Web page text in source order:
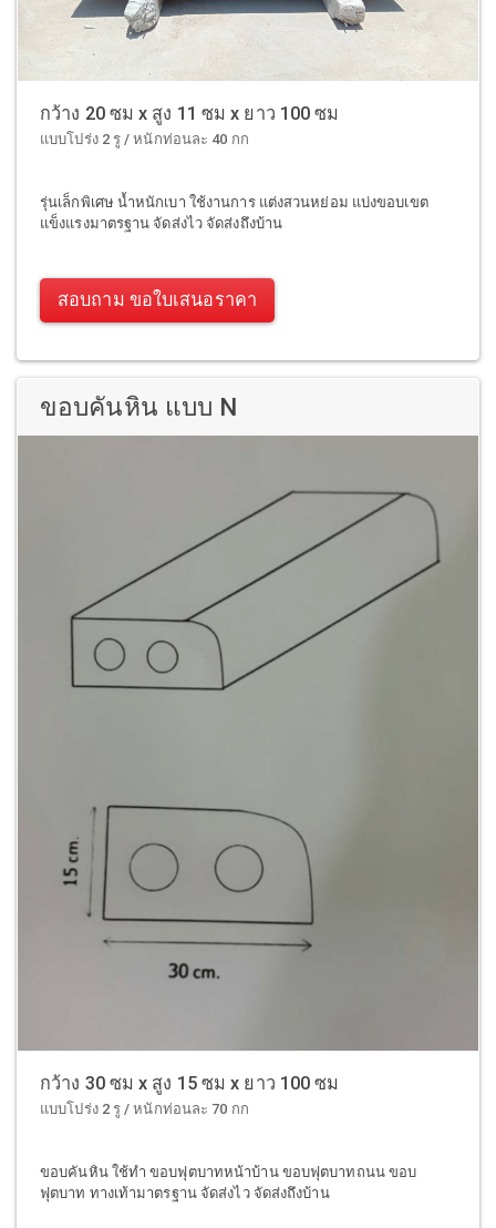
กว้าง 20 ซม x สูง 11 ซม x ยาว 100 ซม
แบบโปร่ง 2 รู / หนักท่อนละ 40 กก
รุ่นเล็กพิเศษ น้ำหนักเบา ใช้งานการ แต่งสวนหย่อม แบ่งขอบเขต
แข็งแรงมาตรฐาน จัดส่งไว จัดส่งถึงบ้าน
สอบถาม ขอใบเสนอราคา
ขอบคันหิน แบบ N
กว้าง 30 ซม x สูง 15 ซม x ยาว 100 ซม
แบบโปร่ง 2 รู / หนักท่อนละ 70 กก
ขอบคันหิน ใช้ทำ ขอบฟุตบาทหน้าบ้าน ขอบฟุตบาทถนน ขอบ
ฟุตบาท ทางเท้ามาตรฐาน จัดส่งไว จัดส่งถึงบ้าน